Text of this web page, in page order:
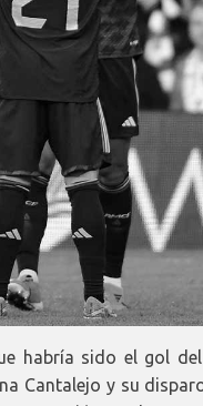
habría sido el gol
Cantalejo y su